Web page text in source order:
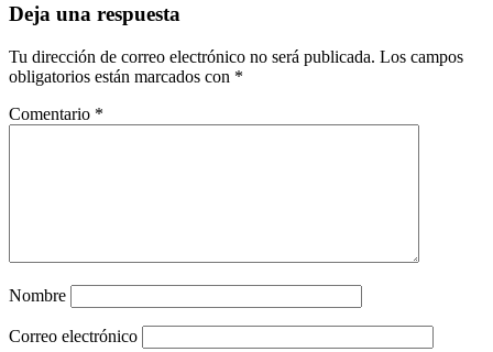
Deja una respuesta
Tu dirección de correo electrónico no será publicada. Los campos
obligatorios están marcados con *
Comentario *
Nombre
Correo electrónico